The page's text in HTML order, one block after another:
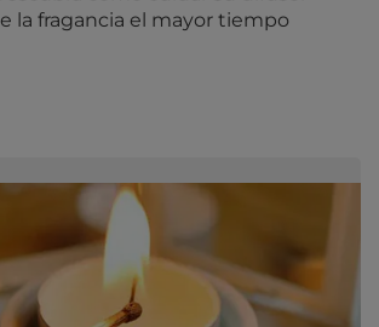
la fragancia el mayor tiempo